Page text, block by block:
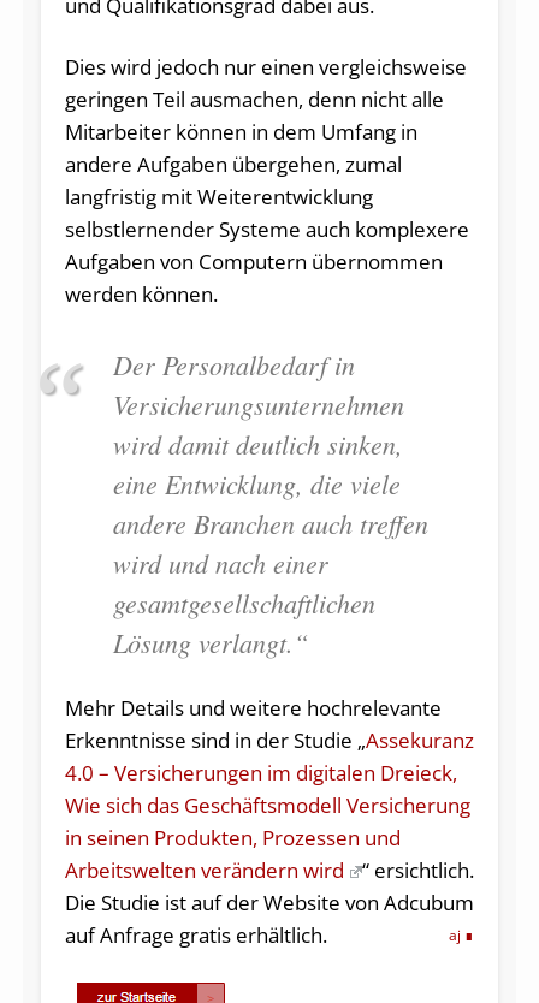
und Qualifikationsgrad dabei aus.
Dies wird jedoch nur einen vergleichsweise
geringen Teil ausmachen, denn nicht alle
Mitarbeiter können in dem Umfang in
andere Aufgaben übergehen, zumal
langfristig mit Weiterentwicklung
selbstlernender Systeme auch komplexere
Aufgaben von Computern übernommen
werden können.
Der Personalbedarf in
Versicherungsunternehmen
wird damit deutlich sinken,
eine Entwicklung, die viele
andere Branchen auch treffen
wird und nach einer
gesamtgesellschaftlichen
Lösung verlangt.“
Mehr Details und weitere hochrelevante
Erkenntnisse sind in der Studie „Assekuranz
4.0 – Versicherungen im digitalen Dreieck,
Wie sich das Geschäftsmodell Versicherung
in seinen Produkten, Prozessen und
Arbeitswelten verändern wird
“ ersichtlich.
Die Studie ist auf der Website von Adcubum
auf Anfrage gratis erhältlich.
aj